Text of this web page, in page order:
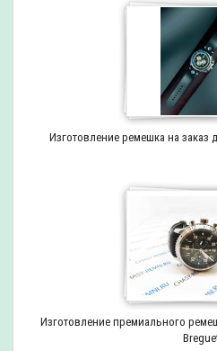
Изготовление ремешка на заказ
Изготовление премиального